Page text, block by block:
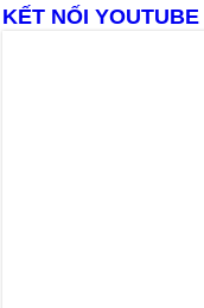
KẾT NỐI YOUTUBE